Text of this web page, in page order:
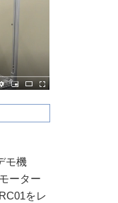
モ機
ーター
をレ